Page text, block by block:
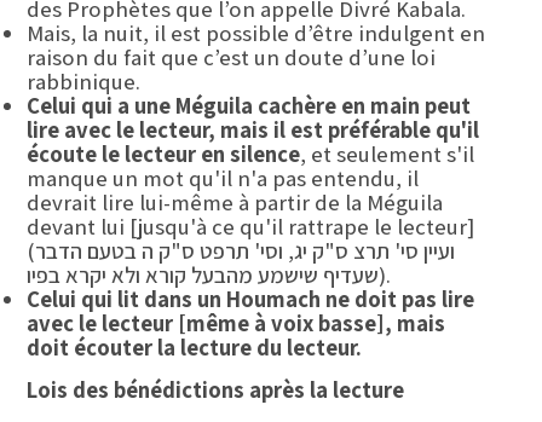
des Prophètes que l’on appelle Divré Kabala.
Mais, la nuit, il est possible d’être indulgent en
raison du fait que c’est un doute d’une loi
rabbinique.
Celui qui a une Méguila cachère en main peut
lire avec le lecteur, mais il est préférable qu'il
écoute le lecteur en silence, et seulement s'il
manque un mot qu'il n'a pas entendu, il
devrait lire lui-même à partir de la Méguila
devant lui [jusqu'à ce qu'il rattrape le lecteur]
(ועיין סי' תרצ ס"ק יג, וסי' תרפט ס"ק ה בטעם הדבר
שעדיף שישמע מהבעל קורא ולא יקרא בפיו).
Celui qui lit dans un Houmach ne doit pas lire
avec le lecteur [même à voix basse], mais
doit écouter la lecture du lecteur.
Lois des bénédictions après la lecture